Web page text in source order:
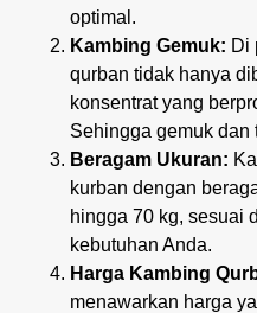
optimal.
Kambing Gemuk: Di
qurban tidak hanya
konsentrat yang
Sehingga gemuk dan
Beragam Ukuran:
kurban dengan
hingga 70 kg, sesuai
kebutuhan Anda.
Harga Kambing
menawarkan harga